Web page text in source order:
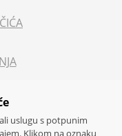
uslugu s potpunim
Klikom na oznaku